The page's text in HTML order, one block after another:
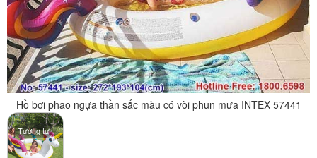
Hồ bơi phao ngựa thần sắc màu có vòi phun mưa INTEX 57441
Tương tự